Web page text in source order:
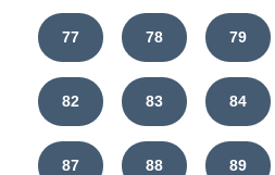
77 78 79
82 83 84
87 88 89